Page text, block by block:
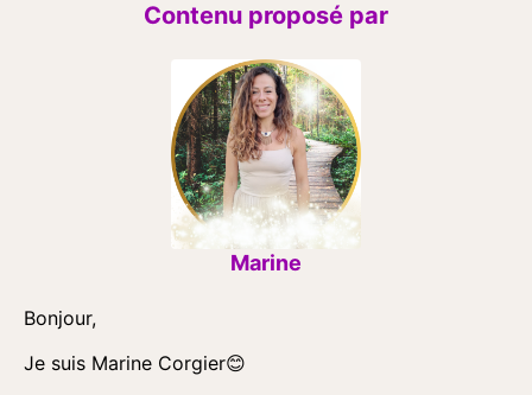
Contenu proposé par
Marine
Bonjour,
Je suis Marine Corgier😊